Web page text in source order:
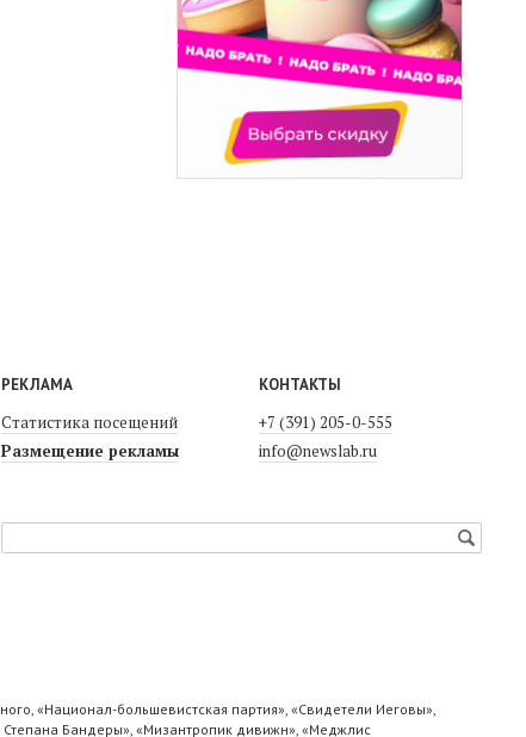
РЕКЛАМА
Статистика посещений
Размещение рекламы
КОНТАКТЫ
+7 (391) 205-0-555
info@newslab.ru
«Национал-большевистская партия», «Свидетели Иеговы»,
Бандеры», «Мизантропик дивижн», «Меджлис